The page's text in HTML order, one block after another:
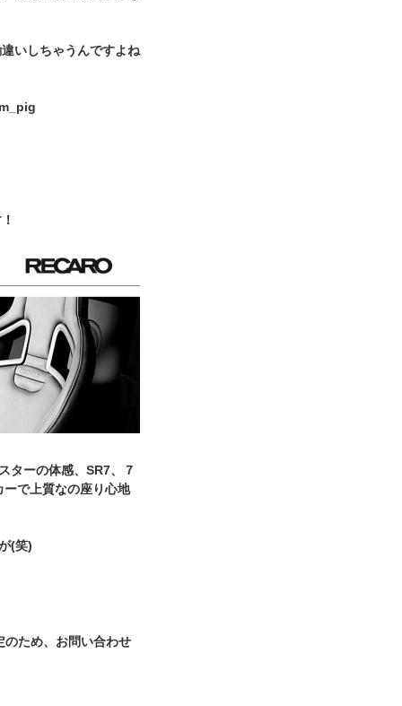
いしちゃうんですよね
ターの体感、SR7、７
で上質なの座り心地
(笑)
のため、お問い合わせ